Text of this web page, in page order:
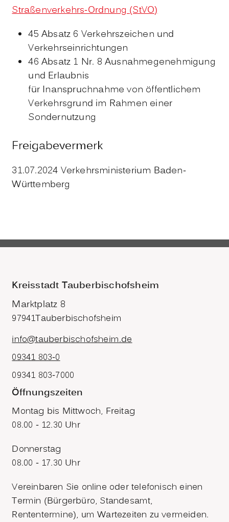
Straßenverkehrs-Ordnung (StVO)
45 Absatz 6 Verkehrszeichen und
Verkehrseinrichtungen
46 Absatz 1 Nr. 8 Ausnahmegenehmigung
und Erlaubnis
für Inanspruchnahme von öffentlichem
Verkehrsgrund im Rahmen einer
Sondernutzung
Freigabevermerk
31.07.2024 Verkehrsministerium Baden-
Württemberg
Kreisstadt Tauberbischofsheim
Marktplatz 8
97941Tauberbischofsheim
info@tauberbischofsheim.de
09341 803-0
09341 803-7000
Öffnungszeiten
Montag bis Mittwoch, Freitag
08.00 - 12.30 Uhr
Donnerstag
08.00 - 17.30 Uhr
Vereinbaren Sie online oder telefonisch einen
Termin (Bürgerbüro, Standesamt,
Rententermine), um Wartezeiten zu vermeiden.